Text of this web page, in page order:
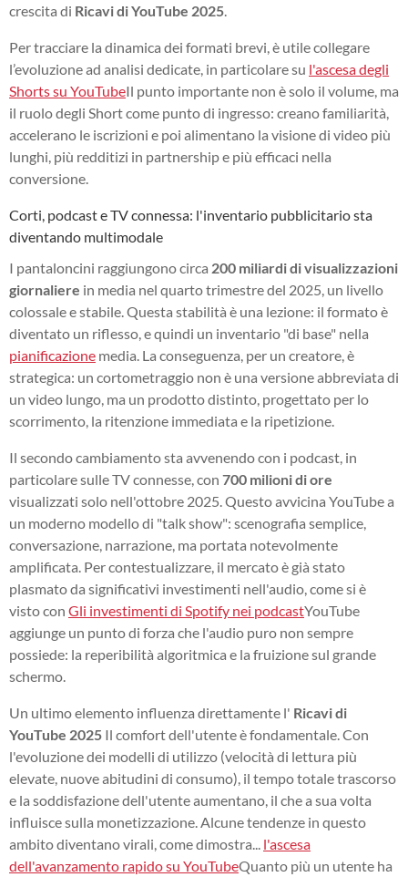
crescita di Ricavi di YouTube 2025
Per tracciare la dinamica dei formati brevi, è utile collegare
l’evoluzione ad analisi dedicate, in particolare su l'ascesa degli
Shorts su YouTubeIl punto importante non è solo il volume, ma
il ruolo degli Short come punto di ingresso: creano familiarità,
accelerano le iscrizioni e poi alimentano la visione di video più
lunghi, più redditizi in partnership e più efficaci nella
conversione.
Corti, podcast e TV connessa: l'inventario pubblicitario sta
diventando multimodale
I pantaloncini raggiungono circa 200 miliardi di visualizzazioni
giornaliere in media nel quarto trimestre del 2025, un livello
colossale e stabile. Questa stabilità è una lezione: il formato è
diventato un riflesso, e quindi un inventario "di base" nella
pianificazione media. La conseguenza, per un creatore, è
strategica: un cortometraggio non è una versione abbreviata di
un video lungo, ma un prodotto distinto, progettato per lo
scorrimento, la ritenzione immediata e la ripetizione.
Il secondo cambiamento sta avvenendo con i podcast, in
particolare sulle TV connesse, con 700 milioni di ore
visualizzati solo nell'ottobre 2025. Questo avvicina YouTube a
un moderno modello di "talk show": scenografia semplice,
conversazione, narrazione, ma portata notevolmente
amplificata. Per contestualizzare, il mercato è già stato
plasmato da significativi investimenti nell'audio, come si è
visto con Gli investimenti di Spotify nei podcastYouTube
aggiunge un punto di forza che l'audio puro non sempre
possiede: la reperibilità algoritmica e la fruizione sul grande
schermo.
Un ultimo elemento influenza direttamente l' Ricavi di
YouTube 2025 Il comfort dell'utente è fondamentale. Con
l'evoluzione dei modelli di utilizzo (velocità di lettura più
elevate, nuove abitudini di consumo), il tempo totale trascorso
e la soddisfazione dell'utente aumentano, il che a sua volta
influisce sulla monetizzazione. Alcune tendenze in questo
ambito diventano virali, come dimostra... l'ascesa
dell'avanzamento rapido su YouTubeQuanto più un utente ha